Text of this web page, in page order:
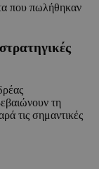
που πωλήθηκαν
τη
τις σημαντικές